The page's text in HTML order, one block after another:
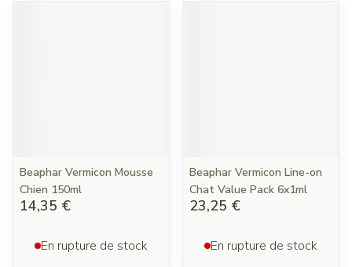
Beaphar Vermicon Mousse
Chien 150ml
14,35 €
En rupture de stock
Beaphar Vermicon Line-on
Chat Value Pack 6x1ml
23,25 €
En rupture de stock